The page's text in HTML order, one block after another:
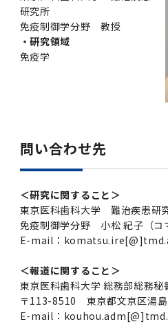
研究所
免疫制御学分野 教授
・研究領域
免疫学
問い合わせ先
＜研究に関すること＞
東京医科歯科大学 難治疾患研
免疫制御学分野 小松 紀子（コ
E-mail：
＜報道に関すること＞
東京医科歯科大学 総務部総務秘
〒113-8510 東京都文京区湯
E-mail：